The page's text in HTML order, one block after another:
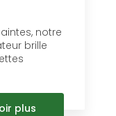
notre
brille
plus